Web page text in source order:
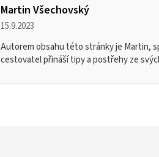
Martin Všechovský
15.9.2023
Autorem obsahu této stránky je Martin,
cestovatel přináší tipy a postřehy ze